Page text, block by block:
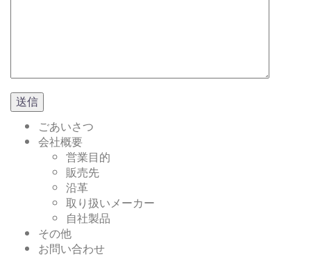
ごあいさつ
会社概要
営業目的
販売先
沿革
取り扱いメーカー
自社製品
その他
お問い合わせ